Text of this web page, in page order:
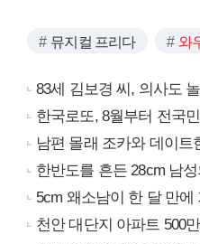
뮤지컬 프리다 와
83세 김보경 씨, 의사도
한국로또, 8월부터 전국
남편 몰래 조카와 데이트
한반도를 흔든 28cm 남
5cm 왜소남이 한 달 만에
천안 대단지 아파트 500